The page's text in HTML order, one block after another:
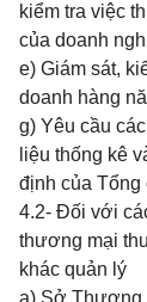
kiểm tra việc
của doanh
e) Giám sát,
doanh hàng
g) Yêu cầu
liệu thống kê
định của
4.2- Đối với
thương mại
khác quản lý